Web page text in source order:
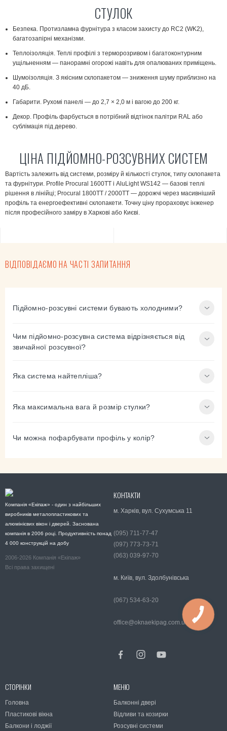
СТУЛОК
Безпека. Протизламна фурнітура з класом захисту до RC2 (WK2),
багатозапірні механізми.
Теплоізоляція. Теплі профілі з терморозривом і багатоконтурним
ущільненням — панорамні огорожі навіть для опалюваних приміщень.
Шумоізоляція. З якісним склопакетом — зниження шуму приблизно на
40 дБ.
Габарити. Рухомі панелі — до 2,7 × 2,0 м і вагою до 200 кг.
Декор. Профіль фарбується в потрібний відтінок палітри RAL або
сублімація під дерево.
ЦІНА ПІДЙОМНО-РОЗСУВНИХ СИСТЕМ
Вартість залежить від системи, розміру й кількості стулок, типу склопакета
та фурнітури. Profile Procural 1600ТТ і AluLight WS142 — базові теплі
рішення в лінійці; Procural 1800ТТ / 2000ТТ — дорожчі через масивніший
профіль та енергоефективні склопакети. Точну ціну прораховує інженер
після професійного заміру в Харкові або Києві.
ВІДПОВІДАЄМО НА ЧАСТІ ЗАПИТАННЯ
Підйомно-розсувні системи бувають холодними?
Чим підйомно-розсувна система відрізняється від
звичайної розсувної?
Яка система найтепліша?
Яка максимальна вага й розмір стулки?
Чи можна пофарбувати профіль у колір?
Компанія «Екіпаж» - один з найбільших
виробників металопластикових та
алюмінієвих вікон і дверей. Заснована
компанія в 2006 році. Продуктивність понад
4 000 конструкцій на добу
2006-2026 Компанія «Екіпаж»
Всі права захищені
СТОРІНКИ
Головна
Пластикові вікна
Балкони і лоджії
МЕНЮ
Балконні двері
Відливи та козирки
Розсувні системи
КОНТАКТИ
м. Харків, вул. Сухумська 11
(095) 711-77-47
(097) 773-73-71
(063) 039-97-70
м. Київ, вул. Здолбунівська
(067) 534-63-20
office@oknaekipag.com.ua